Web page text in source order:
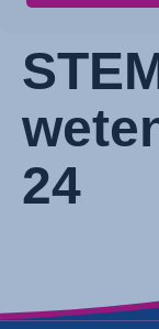
24